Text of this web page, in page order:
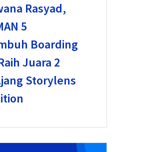
Rasyad,
5
Boarding
Juara 2
Storylens